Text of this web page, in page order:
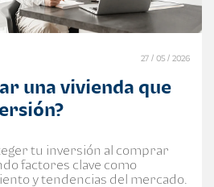
27 / 05 / 2026
una vivienda que
tu inversión al comprar
factores clave como
y tendencias del mercado.